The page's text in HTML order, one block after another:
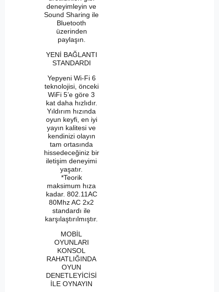
deneyimleyin ve
Sound Sharing ile
Bluetooth
üzerinden
paylaşın.
YENİ BAĞLANTI
STANDARDI
Yepyeni Wi-Fi 6
teknolojisi, önceki
WiFi 5’e göre 3
kat daha hızlıdır.
Yıldırım hızında
oyun keyfi, en iyi
yayın kalitesi ve
kendinizi olayın
tam ortasında
hissedeceğiniz bir
iletişim deneyimi
yaşatır.
*Teorik
maksimum hıza
kadar. 802.11AC
80Mhz AC 2x2
standardı ile
karşılaştırılmıştır.
MOBİL
OYUNLARI
KONSOL
RAHATLIĞINDA
OYUN
DENETLEYİCİSİ
İLE OYNAYIN